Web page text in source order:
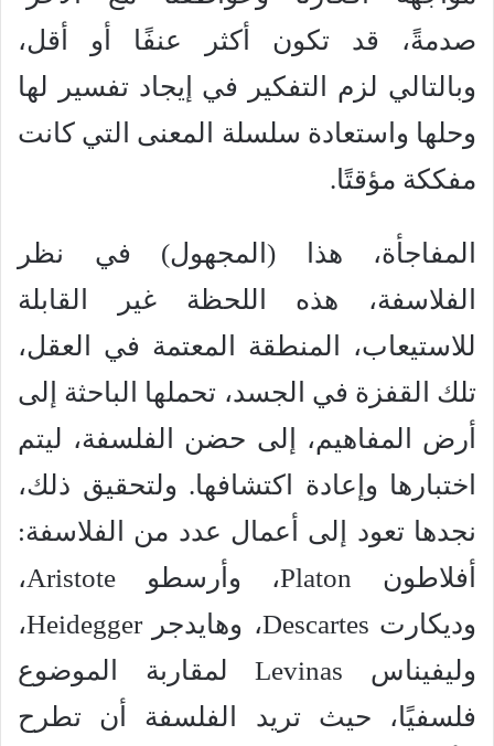
صدمةً، قد تكون أكثر عنفًا أو أقل،
وبالتالي لزم التفكير في إيجاد تفسير لها
وحلها واستعادة سلسلة المعنى التي كانت
مفككة مؤقتًا.
المفاجأة، هذا (المجهول) في نظر
الفلاسفة، هذه اللحظة غير القابلة
للاستيعاب، المنطقة المعتمة في العقل،
تلك القفزة في الجسد، تحملها الباحثة إلى
أرض المفاهيم، إلى حضن الفلسفة، ليتم
اختبارها وإعادة اكتشافها. ولتحقيق ذلك،
نجدها تعود إلى أعمال عدد من الفلاسفة:
أفلاطون Platon، وأرسطو Aristote،
وديكارت Descartes، وهايدجر Heidegger،
وليفيناس Levinas لمقاربة الموضوع
فلسفيًا، حيث تريد الفلسفة أن تطرح